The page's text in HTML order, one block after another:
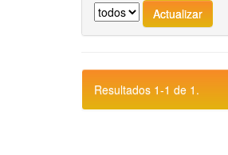
Resultados 1-1 de 1.